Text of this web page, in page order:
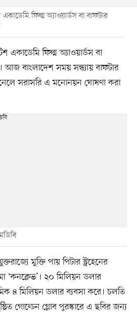
ফিল্ম অ্যাওয়ার্ডস বা বাফটার
একাডেমি ফিল্ম অ্যাওয়ার্ডস বা
আজ বাংলাদেশ সময় সন্ধ্যায় বাফটার
সরাসরি এ মনোনয়ন ঘোষণা করা
মুক্তি পায় পিটার স্ট্রহেনের
‘কনক্লেভ’। ২০ মিলিয়ন ডলার
৪ মিলিয়ন ডলার ব্যবসা করে। চলতি
গোল্ডেন গ্লোব পুরস্কারে এ ছবির জন্য